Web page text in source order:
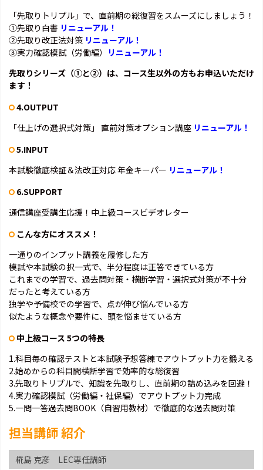
「先取りトリプル」で、直前期の総復習をスムーズにしましょう！
①先取り白書 リニューアル！
②先取り改正法対策 リニューアル！
③実力確認模試（労働編）
リニューアル！
先取りシリーズ（①と②）は、コース生以外の方もお申込いただけ
ます！
4.OUTPUT
「仕上げの選択式対策」 直前対策オプション講座 リニューアル！
5.INPUT
本試験徹底検証＆法改正対応 年金キーパー リニューアル！
6.SUPPORT
通信講座受講生応援！中上級コースビデオレター
こんな方にオススメ！
一通りのインプット講義を履修した方
模試や本試験の択一式で、半分程度は正答できている方
これまでの学習で、過去問対策・横断学習・選択式対策が不十分
だったと考えている方
独学や予備校での学習で、点が伸び悩んでいる方
似たような概念や要件に、頭を悩ませている方
中上級コース 5つの特長
1.科目毎の確認テストと本試験予想答練でアウトプット力を鍛える
2.始めからの科目間横断学習で効率的な総復習
3.先取りトリプルで、知識を先取りし、直前期の詰め込みを回避！
4.実力確認模試（労働編・社保編）でアウトプット力完成
5.一問一答過去問BOOK（自習用教材）で徹底的な過去問対策
担当講師 紹介
椛島 克彦 LEC専任講師